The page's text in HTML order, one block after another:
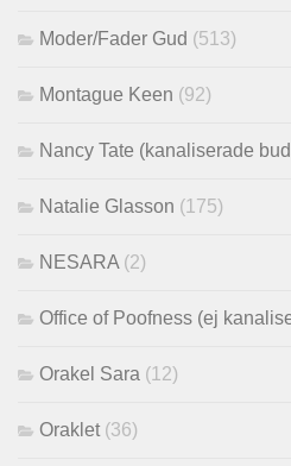
Moder/Fader Gud (513)
Montague Keen (92)
Nancy Tate (kanaliserade
Natalie Glasson (175)
NESARA (2)
Office of Poofness (ej
Orakel Sara (12)
Oraklet (36)